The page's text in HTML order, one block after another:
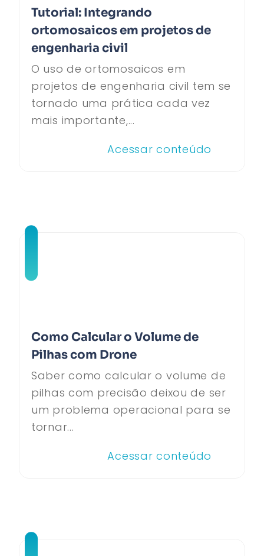
Tutorial: Integrando
ortomosaicos em projetos de
engenharia civil
O uso de ortomosaicos em
projetos de engenharia civil tem se
tornado uma prática cada vez
mais importante,...
Acessar conteúdo
Como Calcular o Volume de
Pilhas com Drone
Saber como calcular o volume de
pilhas com precisão deixou de ser
um problema operacional para se
tornar...
Acessar conteúdo